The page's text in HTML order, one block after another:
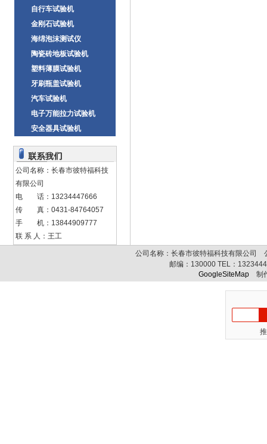
自行车试验机
金刚石试验机
海绵泡沫测试仪
陶瓷砖地板试验机
塑料薄膜试验机
牙刷瓶盖试验机
汽车试验机
电子万能拉力试验机
安全器具试验机
公司名称：长春市彼特福科技
有限公司
电 话：13234447666
传 真：0431-84764057
手 机：13844909777
联 系 人：王工
公司名称：长春市彼特福科技有限公司
邮编： 130000TEL：
GoogleSiteMap 制